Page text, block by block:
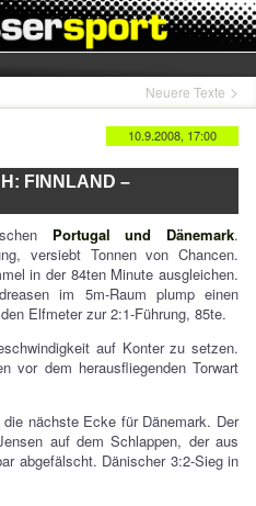
Neuere Texte
10.9.2008, 17:00
FINNLAND –
Portugal und Dänemark.
versiebt Tonnen von Chancen.
in der 84ten Minute ausgleichen.
im 5m-Raum plump einen
Elfmeter zur 2:1-Führung, 85te.
auf Konter zu setzen.
vor dem herausfliegenden Torwart
nächste Ecke für Dänemark. Der
auf dem Schlappen, der aus
abgefälscht. Dänischer 3:2-Sieg in